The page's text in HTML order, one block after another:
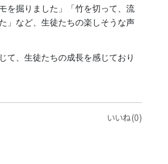
を掘りました」「竹を切って、流
」など、生徒たちの楽しそうな声
て、生徒たちの成長を感じており
いいね(0)